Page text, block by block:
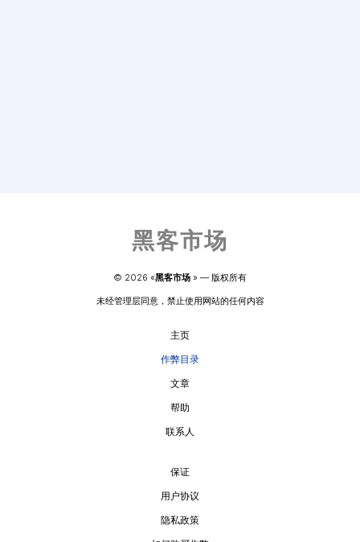
黑客市场
© 2026 «黑客市场 » — 版权所有
未经管理层同意，禁止使用网站的任何内容
主页
作弊目录
文章
帮助
联系人
保证
用户协议
隐私政策